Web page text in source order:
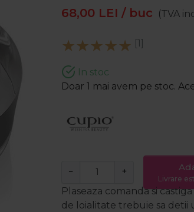
68,00 LEI / buc (TVA
[1]
In stoc
Doar 1 mai avem pe stoc.
− +
Livrare
Plaseaza comanda si
de loialitate trebuie sa detii